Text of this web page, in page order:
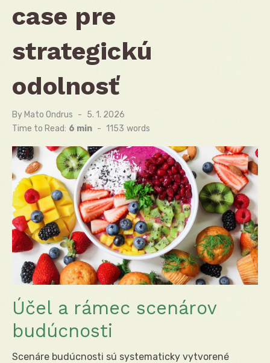
case pre
strategickú
odolnosť
By Mato Ondrus
Posted
on
5. 1. 2026
Time to Read: 6 min - 1153 words
Účel a rámec scenárov
budúcnosti
Scenáre budúcnosti sú systematicky vytvorené